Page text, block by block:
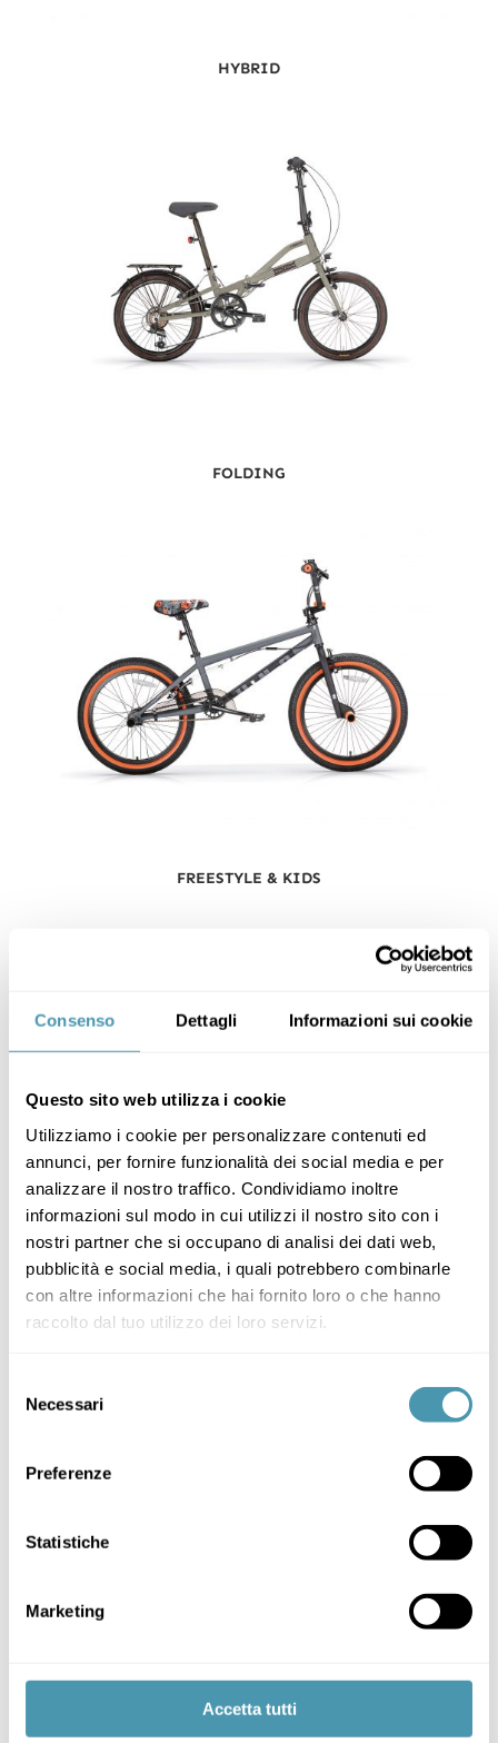
Consenso Dettagli Informazioni sui cookie
Questo sito web utilizza i cookie
Utilizziamo i cookie per personalizzare contenuti ed
annunci, per fornire funzionalità dei social media e per
analizzare il nostro traffico. Condividiamo inoltre
informazioni sul modo in cui utilizzi il nostro sito con i
nostri partner che si occupano di analisi dei dati web,
pubblicità e social media, i quali potrebbero combinarle
con altre informazioni che hai fornito loro o che hanno
raccolto dal tuo utilizzo dei loro servizi.
delNecessari
Preferenze
Statistiche
Marketing
Accetta tutti
HYBRID
FOLDING
FREESTYLE & KIDS
LEISURE